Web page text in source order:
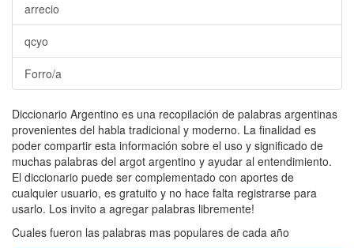
arrecio
qcyo
Forro/a
Diccionario Argentino es una recopilación de palabras argentinas
provenientes del habla tradicional y moderno. La finalidad es
poder compartir esta información sobre el uso y significado de
muchas palabras del argot argentino y ayudar al entendimiento.
El diccionario puede ser complementado con aportes de
cualquier usuario, es gratuito y no hace falta registrarse para
usarlo. Los invito a agregar palabras libremente!
Cuales fueron las palabras mas populares de cada año